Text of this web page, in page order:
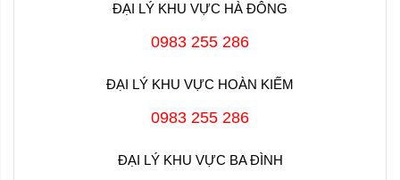
kịp thời cùng với sự hỗ trợ kỹ thuật từ đội ngũ chuyên
Tổng Công ty Gas Petrolimex tin tưởng rằng sản phẩm bình
ĐẠI LÝ KHU VỰC HÀ ĐÔNG
0983 255 286
ĐẠI LÝ KHU VỰC HOÀN KIẾM
0983 255 286
ĐẠI LÝ KHU VỰC BA ĐÌNH